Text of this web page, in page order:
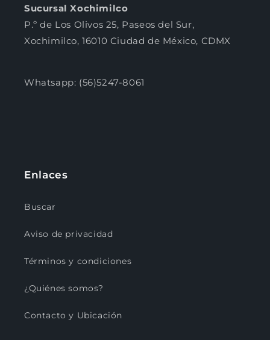
Sucursal Xochimilco
P.º de Los Olivos 25, Paseos del Sur,
Xochimilco, 16010 Ciudad de México, CDMX
Whatsapp: (56)5247-8061
Enlaces
Buscar
Aviso de privacidad
Términos y condiciones
¿Quiénes somos?
Contacto y Ubicación